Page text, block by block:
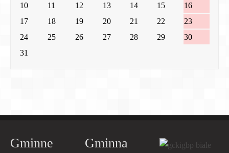
10
11 12 13 14 15
16
17
18 19 20 21 22
23
24
25 26 27 28 29
30
31
Gminne
Gminna